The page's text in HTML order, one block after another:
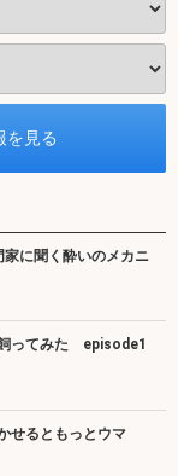
に聞く酔いのメカニ
ってみた episode1
せるともっとウマ